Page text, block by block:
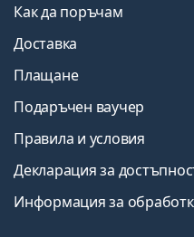
Как да поръчам
Доставка
Плащане
Подаръчен ваучер
Правила и условия
Декларация за
Информация за